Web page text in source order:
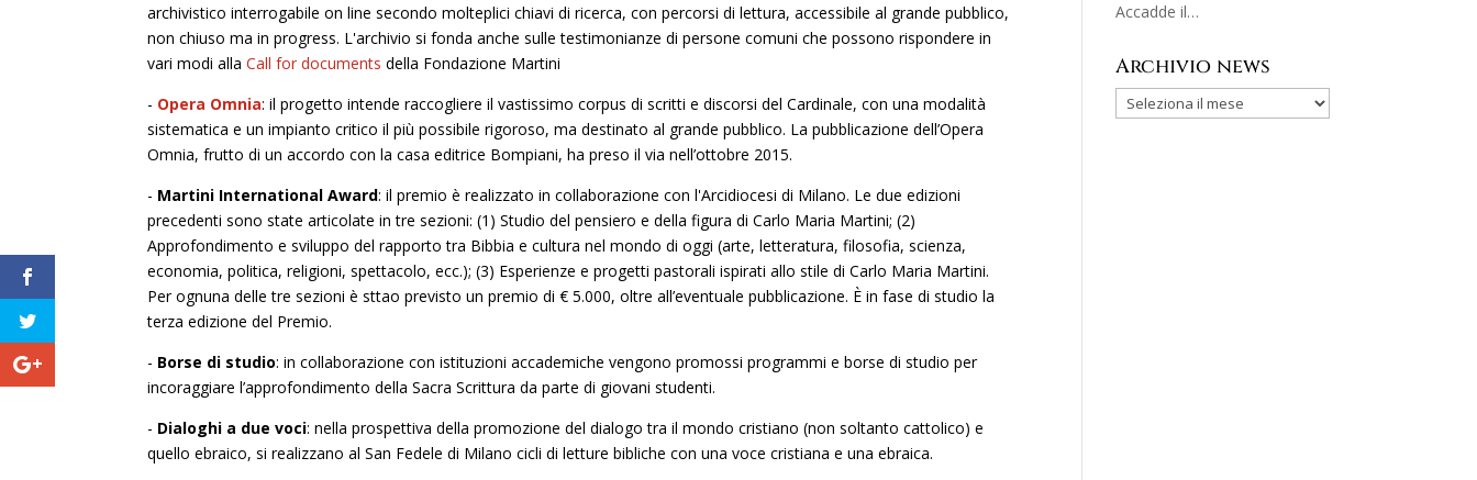
archivistico interrogabile on line secondo molteplici chiavi di ricerca, con percorsi di lettura, accessibile al grande pubblico,
non chiuso ma in progress. L'archivio si fonda anche sulle testimonianze di persone comuni che possono rispondere in
vari modi allaCall for documents della Fondazione Martini
- Opera Omnia: il progetto intende raccogliere il vastissimo corpus di scritti e discorsi del Cardinale, con una modalità
sistematica e un impianto critico il più possibile rigoroso, ma destinato al grande pubblico. La pubblicazione dell’Opera
Omnia, frutto di un accordo con la casa editrice Bompiani, ha preso il via nell’ottobre 2015.
- Martini International Award: il premio è realizzato in collaborazione con l'Arcidiocesi di Milano. Le due edizioni
precedenti sono state articolate in tre sezioni: (1) Studio del pensiero e della figura di Carlo Maria Martini; (2)
Approfondimento e sviluppo del rapporto tra Bibbia e cultura nel mondo di oggi (arte, letteratura, filosofia, scienza,
economia, politica, religioni, spettacolo, ecc.); (3) Esperienze e progetti pastorali ispirati allo stile di Carlo Maria Martini.
Per ognuna delle tre sezioni è sttao previsto un premio di € 5.000, oltre all’eventuale pubblicazione. È in fase di studio la
terza edizione del Premio.
- Borse di studio: in collaborazione con istituzioni accademiche vengono promossi programmi e borse di studio per
incoraggiare l’approfondimento della Sacra Scrittura da parte di giovani studenti.
- Dialoghi a due voci: nella prospettiva della promozione del dialogo tra il mondo cristiano (non soltanto cattolico) e
quello ebraico, si realizzano al San Fedele di Milano cicli di letture bibliche con una voce cristiana e una ebraica.
Accadde il…
Archivio news